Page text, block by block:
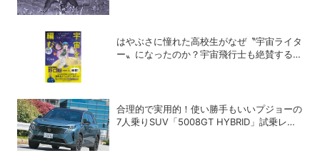
はやぶさに憧れた高校生がなぜ〝宇宙ライタ
ー〟になったのか？宇宙飛行士も絶賛する話
合理的で実用的！使い勝手もいいプジョーの
7人乗りSUV「5008GT HYBRID」試乗レビ